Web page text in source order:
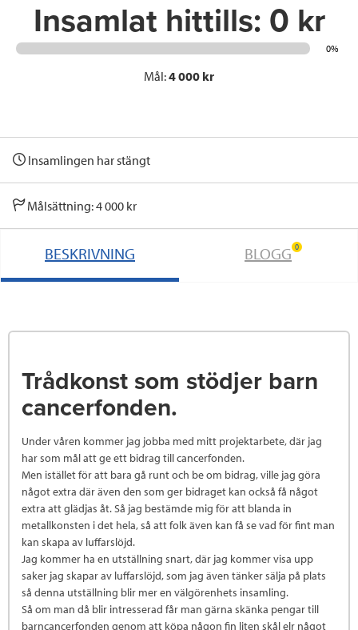
Insamlat hittills: 0 kr
0%
Mål:4 000 kr
Insamlingen har stängt
Målsättning: 4 000 kr
BESKRIVNING BLOGG 0
Trådkonst som stödjer barn
cancerfonden.
Under våren kommer jag jobba med mitt projektarbete, där jag
har som mål att ge ett bidrag till cancerfonden.
Men istället för att bara gå runt och be om bidrag, ville jag göra
något extra där även den som ger bidraget kan också få något
extra att glädjas åt. Så jag bestämde mig för att blanda in
metallkonsten i det hela, så att folk även kan få se vad för fint man
kan skapa av luffarslöjd.
Jag kommer ha en utställning snart, där jag kommer visa upp
saker jag skapar av luffarslöjd, som jag även tänker sälja på plats
så denna utställning blir mer en välgörenhets insamling.
Så om man då blir intresserad får man gärna skänka pengar till
barncancerfonden genom att köpa någon fin liten skål elr något